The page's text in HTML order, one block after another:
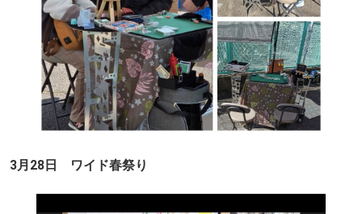
3月28日 ワイド春祭り